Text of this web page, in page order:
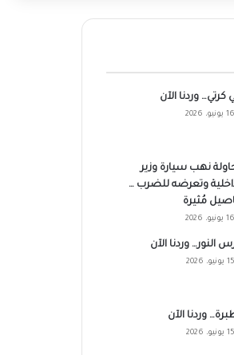
كرتي… وردنا الآن
16 يونيو، 2026
نهب سيارة وزير
وتعرضه للضرب …
مُثيرة
16 يونيو، 2026
النور… وردنا الآن
15 يونيو، 2026
وردنا الآن
15 يونيو، 2026